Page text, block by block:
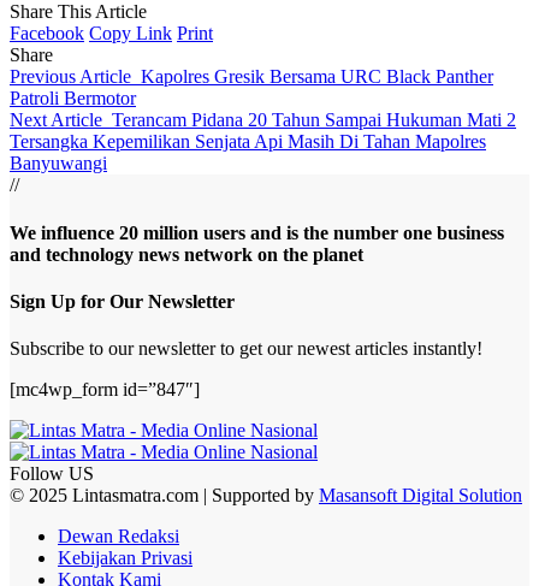
Share This Article
Facebook Copy Link Print
Share
Previous Article Kapolres Gresik Bersama URC Black Panther
Patroli Bermotor
Next Article Terancam Pidana 20 Tahun Sampai Hukuman Mati 2
Tersangka Kepemilikan Senjata Api Masih Di Tahan Mapolres
Banyuwangi
//
We influence 20 million users and is the number one business
and technology news network on the planet
Sign Up for Our Newsletter
Subscribe to our newsletter to get our newest articles instantly!
[mc4wp_form id=”847″]
Follow US
© 2025 Lintasmatra.com | Supported by Masansoft Digital Solution
Dewan Redaksi
Kebijakan Privasi
Kontak Kami